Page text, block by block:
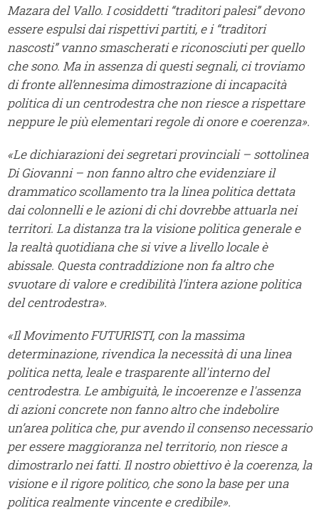
Mazara del Vallo. I cosiddetti “traditori palesi” devono
essere espulsi dai rispettivi partiti, e i “traditori
nascosti” vanno smascherati e riconosciuti per quello
che sono. Ma in assenza di questi segnali, ci troviamo
di fronte all’ennesima dimostrazione di incapacità
politica di un centrodestra che non riesce a rispettare
neppure le più elementari regole di onore e coerenza».
«Le dichiarazioni dei segretari provinciali – sottolinea
Di Giovanni – non fanno altro che evidenziare il
drammatico scollamento tra la linea politica dettata
dai colonnelli e le azioni di chi dovrebbe attuarla nei
territori. La distanza tra la visione politica generale e
la realtà quotidiana che si vive a livello locale è
abissale. Questa contraddizione non fa altro che
svuotare di valore e credibilità l’intera azione politica
del centrodestra».
«Il Movimento FUTURISTI, con la massima
determinazione, rivendica la necessità di una linea
politica netta, leale e trasparente all'interno del
centrodestra. Le ambiguità, le incoerenze e l'assenza
di azioni concrete non fanno altro che indebolire
un’area politica che, pur avendo il consenso necessario
per essere maggioranza nel territorio, non riesce a
dimostrarlo nei fatti. Il nostro obiettivo è la coerenza, la
visione e il rigore politico, che sono la base per una
politica realmente vincente e credibile».